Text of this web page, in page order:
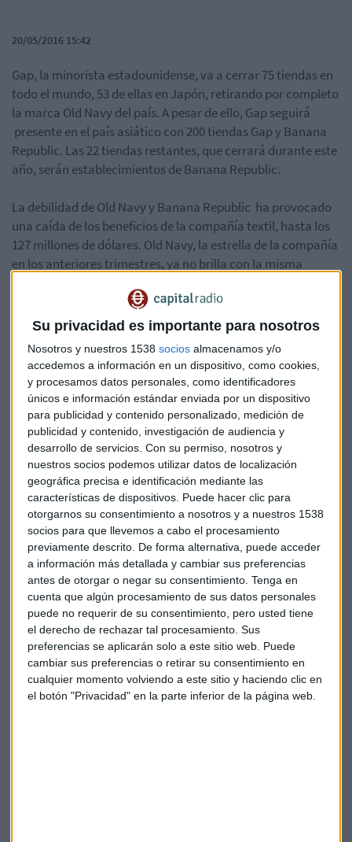
Su privacidad es importante para nosotros
Nosotros y nuestros 1538 socios almacenamos y/o
accedemos a información en un dispositivo, como cookies,
y procesamos datos personales, como identificadores
únicos e información estándar enviada por un dispositivo
para publicidad y contenido personalizado, medición de
publicidad y contenido, investigación de audiencia y
desarrollo de servicios. Con su permiso, nosotros y
nuestros socios podemos utilizar datos de localización
geográfica precisa e identificación mediante las
características de dispositivos. Puede hacer clic para
otorgarnos su consentimiento a nosotros y a nuestros 1538
socios para que llevemos a cabo el procesamiento
previamente descrito. De forma alternativa, puede acceder
a información más detallada y cambiar sus preferencias
antes de otorgar o negar su consentimiento. Tenga en
cuenta que algún procesamiento de sus datos personales
puede no requerir de su consentimiento, pero usted tiene
el derecho de rechazar tal procesamiento. Sus
preferencias se aplicarán solo a este sitio web. Puede
cambiar sus preferencias o retirar su consentimiento en
cualquier momento volviendo a este sitio y haciendo clic en
el botón "Privacidad" en la parte inferior de la página web.
20/05/2016 15:42
Gap, la minorista estadounidense, va a cerrar 75 tiendas en
todo el mundo, 53 de ellas en Japón, retirando por completo
la marca Old Navy del país. A pesar de ello, Gap seguirá
presente en el país asiático con 200 tiendas Gap y Banana
Republic. Las 22 tiendas restantes, que cerrará durante este
año, serán establecimientos de Banana Republic.
La debilidad de Old Navy y Banana Republic ha provocado
una caída de los beneficios de la compañía textil, hasta los
127 millones de dólares. Old Navy, la estrella de la compañía
en los anteriores trimestres, ya no brilla con la misma
minorista textil ha anunciado que el crecimiento a corto
plazo de la marca se va a estancar en Norteamérica.
Las ventas de Banana Republic y Gap continúan en caída
libre. Banana Republic ha presentado un descenso de sus
ventas de un 11%. Y la marca líder de Gap ha reducido un 3%
sus ventas este trimestre. Algo que ha provocado que las
ventas comparables cayeran un 5% a 3.440 millones de
dólares.
Resultados Gap Tiendas
Suscríbete a nuestros boletines
Te enviaremos las noticias más importantes del día